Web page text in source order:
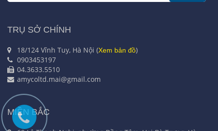
TRỤ SỞ CHÍNH
18/124 Vĩnh Tuy, Hà Nội (Xem bản đồ)
0903453197
04.3633.5510
amycoltd.mai@gmail.com
MIỀN BẮC